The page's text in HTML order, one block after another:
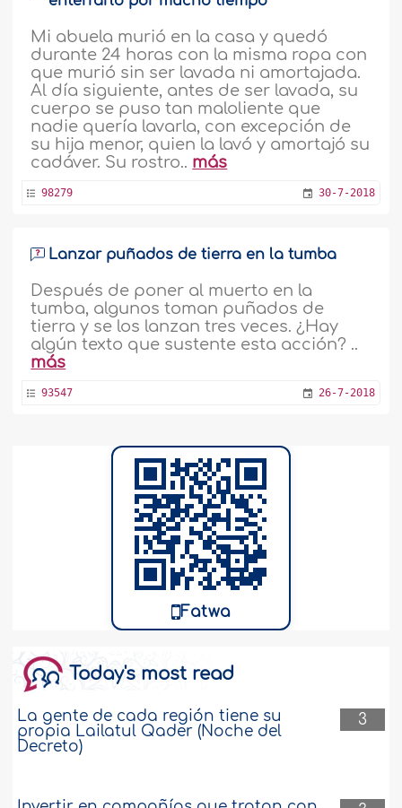
Mi abuela murió en la casa y quedó
durante 24 horas con la misma ropa con
que murió sin ser lavada ni amortajada.
Al día siguiente, antes de ser lavada, su
cuerpo se puso tan maloliente que
nadie quería lavarla, con excepción de
su hija menor, quien la lavó y amortajó su
cadáver. Su rostro.. más
98279 30-7-2018
Lanzar puñados de tierra en la tumba
Después de poner al muerto en la
tumba, algunos toman puñados de
tierra y se los lanzan tres veces. ¿Hay
algún texto que sustente esta acción? ..
más
93547 26-7-2018
Fatwa
Today's most read
3
La gente de cada región tiene su
propia Lailatul Qader (Noche del
Decreto)